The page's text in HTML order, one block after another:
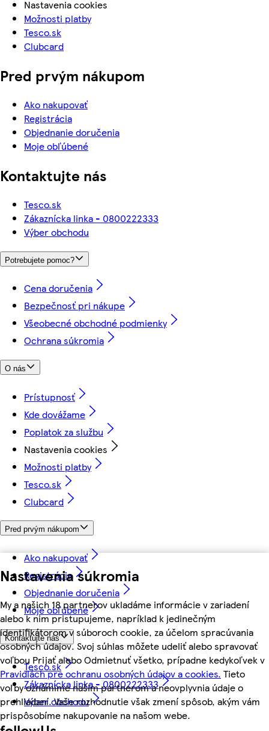
Nastavenia súkromia
My a našich 18 partnerov ukladáme informácie v zariadení
alebo k nim pristupujeme, napríklad k jedinečným
identifikátorom v súboroch cookie, za účelom spracúvania
osobných údajov. Svoj súhlas môžete udeliť alebo spravovať
voľbou Prijať alebo Odmietnuť všetko, prípadne kedykoľvek v
Pravidlách pre ochranu osobných údajov a cookies. Tieto
voľby oznámime našim partnerom a neovplyvnia údaje o
prehliadaní. Vaše rozhodnutie však zmení spôsob, akým vám
prispôsobíme nakupovanie na našom webe.
Nastavenia cookies
Možnosti platby
Tesco.sk
Clubcard
Pred prvým nákupom
Ako nakupovať
Registrácia
Objednanie doručenia
Moje obľúbené
Kontaktujte nás
Tesco.sk
Zákaznícka linka - 0800222333
Výber obchodu
Potrebujete pomoc?
Cena doručenia
Bezpečnosť pri nákupe
Všeobecné obchodné podmienky
Ochrana súkromia
O nás
Prístupnosť
Kde dovážame
Poplatok za službu
Nastavenia cookies
Možnosti platby
Tesco.sk
Clubcard
Pred prvým nákupom
Ako nakupovať
Registrácia
Objednanie doručenia
Moje obľúbené
Kontaktujte nás
Tesco.sk
Zákaznícka linka - 0800222333
Výber obchodu